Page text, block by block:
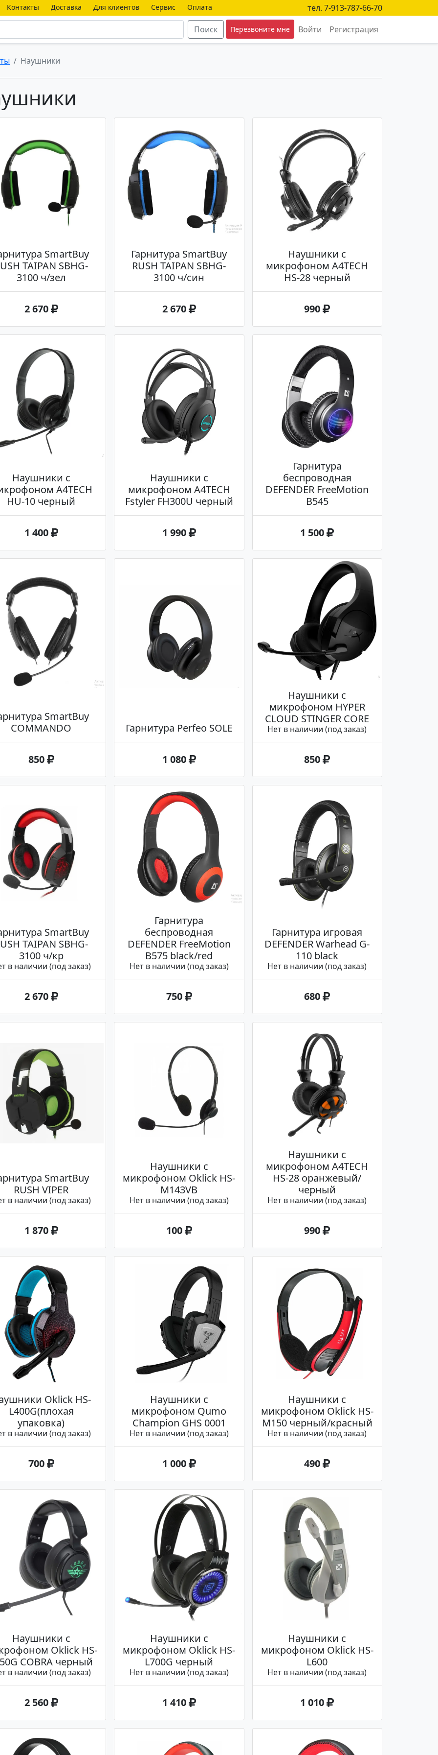
Контакты Доставка Для клиентов Сервис Оплата
тел. 7-913-787-66-70
Поиск
Перезвоните мне Войти Регистрация
Наушники
SmartBuy
TAIPAN SBHG-
3100 ч/зел
2 670
Гарнитура SmartBuy
RUSH TAIPAN SBHG-
3100 ч/син
2 670
Наушники с
микрофоном A4TECH
HS-28 черный
990
Наушники с
A4TECH
HU-10 черный
1 400
Наушники с
микрофоном A4TECH
Fstyler FH300U черный
1 990
Гарнитура
беспроводная
DEFENDER FreeMotion
B545
1 500
SmartBuy
COMMANDO
850
Гарнитура Perfeo SOLE
1 080
Наушники с
микрофоном HYPER
CLOUD STINGER CORE
Нет в наличии (под заказ)
850
SmartBuy
TAIPAN SBHG-
3100 ч/кр
в наличии (под заказ)
2 670
Гарнитура
беспроводная
DEFENDER FreeMotion
B575 black/red
Нет в наличии (под заказ)
750
Гарнитура игровая
DEFENDER Warhead G-
110 black
Нет в наличии (под заказ)
680
SmartBuy
RUSH VIPER
в наличии (под заказ)
1 870
Наушники с
микрофоном Oklick HS-
M143VB
Нет в наличии (под заказ)
100
Наушники с
микрофоном A4TECH
HS-28 оранжевый/
черный
Нет в наличии (под заказ)
990
Oklick HS-
L400G(плохая
упаковка)
в наличии (под заказ)
700
Наушники с
микрофоном Qumo
Champion GHS 0001
Нет в наличии (под заказ)
1 000
Наушники с
микрофоном Oklick HS-
M150 черный/красный
Нет в наличии (под заказ)
490
Наушники с
Oklick HS-
COBRA черный
в наличии (под заказ)
2 560
Наушники с
микрофоном Oklick HS-
L700G черный
Нет в наличии (под заказ)
1 410
Наушники с
микрофоном Oklick HS-
L600
Нет в наличии (под заказ)
1 010